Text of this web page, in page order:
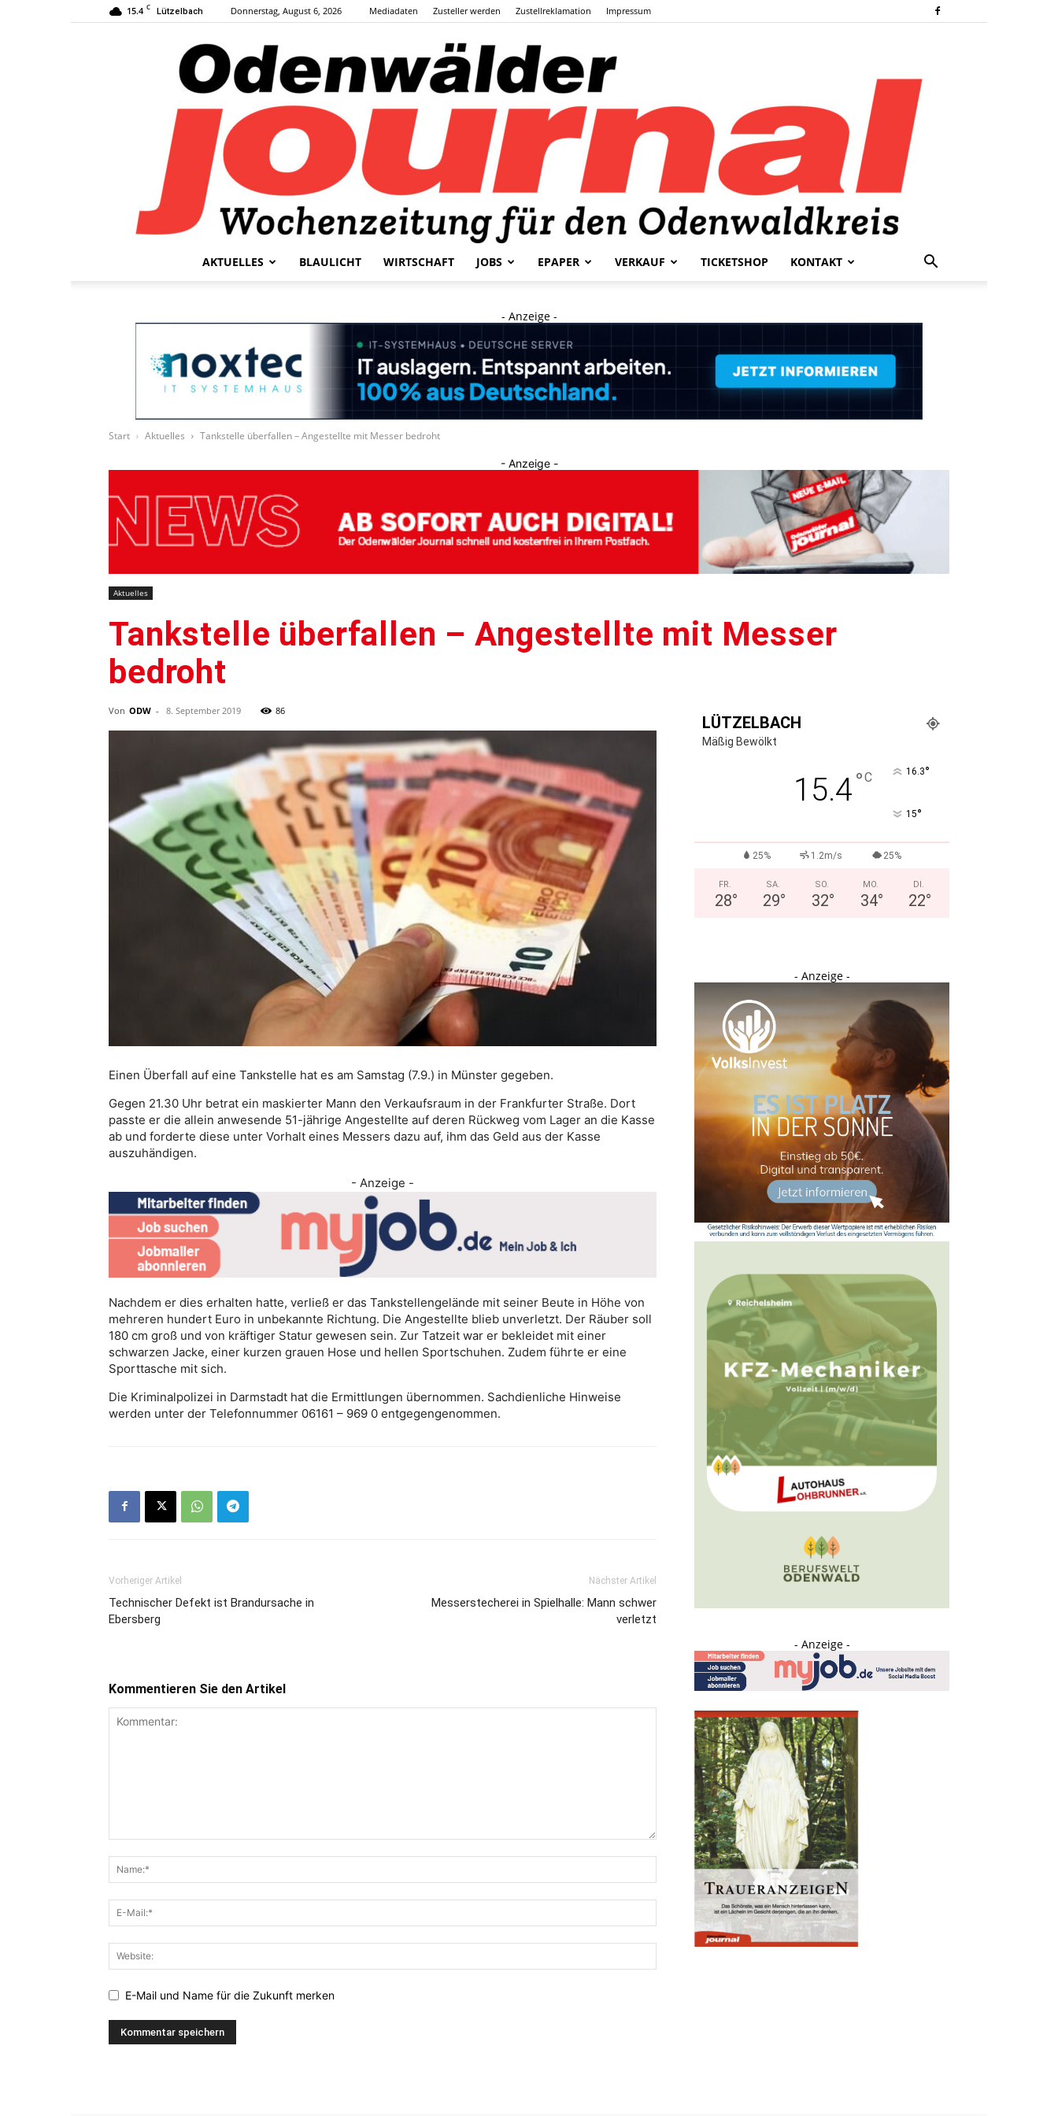
15.4 C Lützelbach Donnerstag, August 6, 2026 Mediadaten Zusteller werden Zustellreklamation Impressum
Journal
AKTUELLES BLAULICHT WIRTSCHAFT JOBS EPAPER VERKAUF TICKETSHOP KONTAKT
- Anzeige -
Start Aktuelles Tankstelle überfallen – Angestellte mit Messer bedroht
- Anzeige -
Aktuelles
Tankstelle überfallen – Angestellte mit Messer
bedroht
Von ODW - 8. September 2019 86
Einen Überfall auf eine Tankstelle hat es am Samstag (7.9.) in Münster gegeben.
Gegen 21.30 Uhr betrat ein maskierter Mann den Verkaufsraum in der Frankfurter Straße. Dort
passte er die allein anwesende 51-jährige Angestellte auf deren Rückweg vom Lager an die Kasse
ab und forderte diese unter Vorhalt eines Messers dazu auf, ihm das Geld aus der Kasse
auszuhändigen.
- Anzeige -
Nachdem er dies erhalten hatte, verließ er das Tankstellengelände mit seiner Beute in Höhe von
mehreren hundert Euro in unbekannte Richtung. Die Angestellte blieb unverletzt. Der Räuber soll
180 cm groß und von kräftiger Statur gewesen sein. Zur Tatzeit war er bekleidet mit einer
schwarzen Jacke, einer kurzen grauen Hose und hellen Sportschuhen. Zudem führte er eine
Sporttasche mit sich.
Die Kriminalpolizei in Darmstadt hat die Ermittlungen übernommen. Sachdienliche Hinweise
werden unter der Telefonnummer 06161 – 969 0 entgegengenommen.
Vorheriger Artikel
Technischer Defekt ist Brandursache in
Ebersberg
Nächster Artikel
Messerstecherei in Spielhalle: Mann schwer
verletzt
Kommentieren Sie den Artikel
E-Mail und Name für die Zukunft merken
LÜTZELBACH
Mäßig Bewölkt
15.4°C 16.3°
15°
25% 1.2m/s 25%
FR.
28°
SA.
29°
SO.
32°
MO.
34°
DI.
22°
- Anzeige -
- Anzeige -